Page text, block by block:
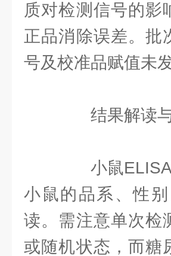
质对检测信号的影
正品消除误差。批
号及校准品赋值未
结果解读与
小鼠ELISA
小鼠的品系、性
读。需注意单次检
或随机状态，而糖